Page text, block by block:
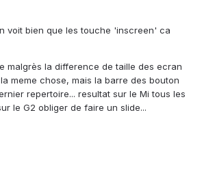
voit bien que les touche 'inscreen' ca
malgrès la difference de taille des ecran
meme chose, mais la barre des bouton
repertoire... resultat sur le Mi tous les
le G2 obliger de faire un slide...